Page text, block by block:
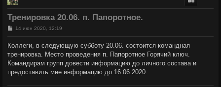
Тренировка 20.06. п. Папоротное.
С
б
щ
н
и
14 июн 2020, 12:19
Коллеги, в следующую субботу 20.06. состоится командная
тренировка. Место проведения п. Папоротное Горячий ключ.
Командирам групп довести информацию до личного состава и
предоставить мне информацию до 16.06.2020.